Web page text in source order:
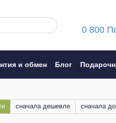
0 800
и обмен Блог
сначала дешевле сначала